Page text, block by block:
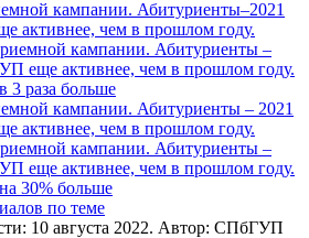
кампании. Абитуриенты –
еще активнее, чем в прошлом году.
3 раза больше
кампании. Абитуриенты –
еще активнее, чем в прошлом году.
30% больше
по теме
10 августа 2022. Автор: СПбГУП